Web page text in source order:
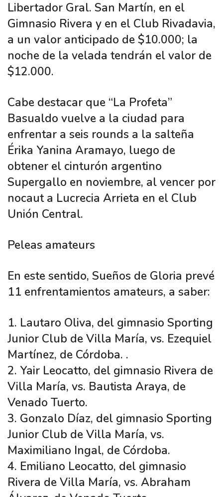
Libertador Gral. San Martín, en el
Gimnasio Rivera y en el Club Rivadavia,
a un valor anticipado de $10.000; la
noche de la velada tendrán el valor de
$12.000.
Cabe destacar que “La Profeta”
Basualdo vuelve a la ciudad para
enfrentar a seis rounds a la salteña
Érika Yanina Aramayo, luego de
obtener el cinturón argentino
Supergallo en noviembre, al vencer por
nocaut a Lucrecia Arrieta en el Club
Unión Central.
Peleas amateurs
En este sentido, Sueños de Gloria prevé
11 enfrentamientos amateurs, a saber:
1. Lautaro Oliva, del gimnasio Sporting
Junior Club de Villa María, vs. Ezequiel
Martínez, de Córdoba. .
2. Yair Leocatto, del gimnasio Rivera de
Villa María, vs. Bautista Araya, de
Venado Tuerto.
3. Gonzalo Díaz, del gimnasio Sporting
Junior Club de Villa María, vs.
Maximiliano Ingal, de Córdoba.
4. Emiliano Leocatto, del gimnasio
Rivera de Villa María, vs. Abraham